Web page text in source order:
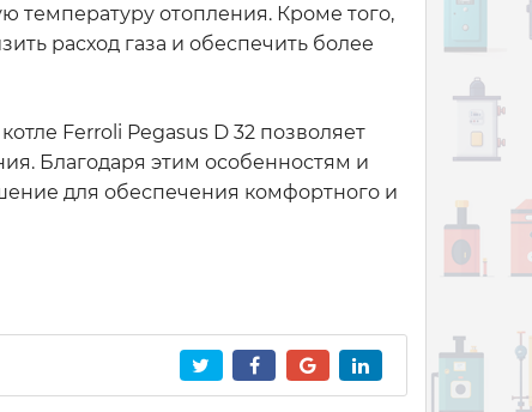
температуру отопления. Кроме того,
расход газа и обеспечить более
Ferroli Pegasus D 32 позволяет
Благодаря этим особенностям и
для обеспечения комфортного и